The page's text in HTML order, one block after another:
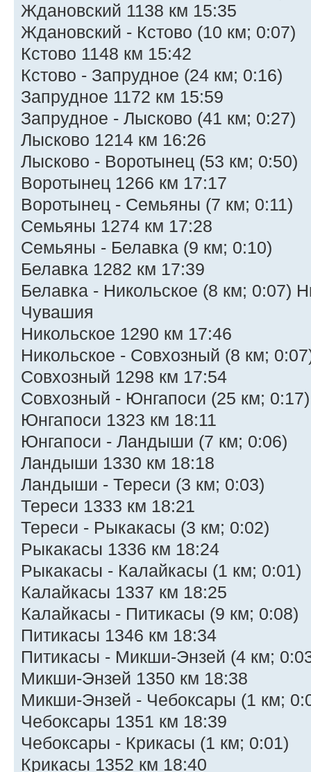
Ждановский 1138 км 15:35
Ждановский - Кстово (10 км; 0:07)
Кстово 1148 км 15:42
Кстово - Запрудное (24 км; 0:16)
Запрудное 1172 км 15:59
Запрудное - Лысково (41 км; 0:27)
Лысково 1214 км 16:26
Лысково - Воротынец (53 км; 0:50)
Воротынец 1266 км 17:17
Воротынец - Семьяны (7 км; 0:11)
Семьяны 1274 км 17:28
Семьяны - Белавка (9 км; 0:10)
Белавка 1282 км 17:39
Белавка - Никольское (8 км; 0:07)
Чувашия
Никольское 1290 км 17:46
Никольское - Совхозный (8 км;
Совхозный 1298 км 17:54
Совхозный - Юнгапоси (25 км; 0:17)
Юнгапоси 1323 км 18:11
Юнгапоси - Ландыши (7 км; 0:06)
Ландыши 1330 км 18:18
Ландыши - Тереси (3 км; 0:03)
Тереси 1333 км 18:21
Тереси - Рыкакасы (3 км; 0:02)
Рыкакасы 1336 км 18:24
Рыкакасы - Калайкасы (1 км; 0:01)
Калайкасы 1337 км 18:25
Калайкасы - Питикасы (9 км; 0:08)
Питикасы 1346 км 18:34
Питикасы - Микши-Энзей (4 км;
Микши-Энзей 1350 км 18:38
Микши-Энзей - Чебоксары (1 км;
Чебоксары 1351 км 18:39
Чебоксары - Крикасы (1 км; 0:01)
Крикасы 1352 км 18:40